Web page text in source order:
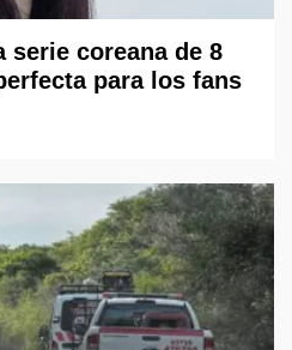
serie coreana de 8
para los fans